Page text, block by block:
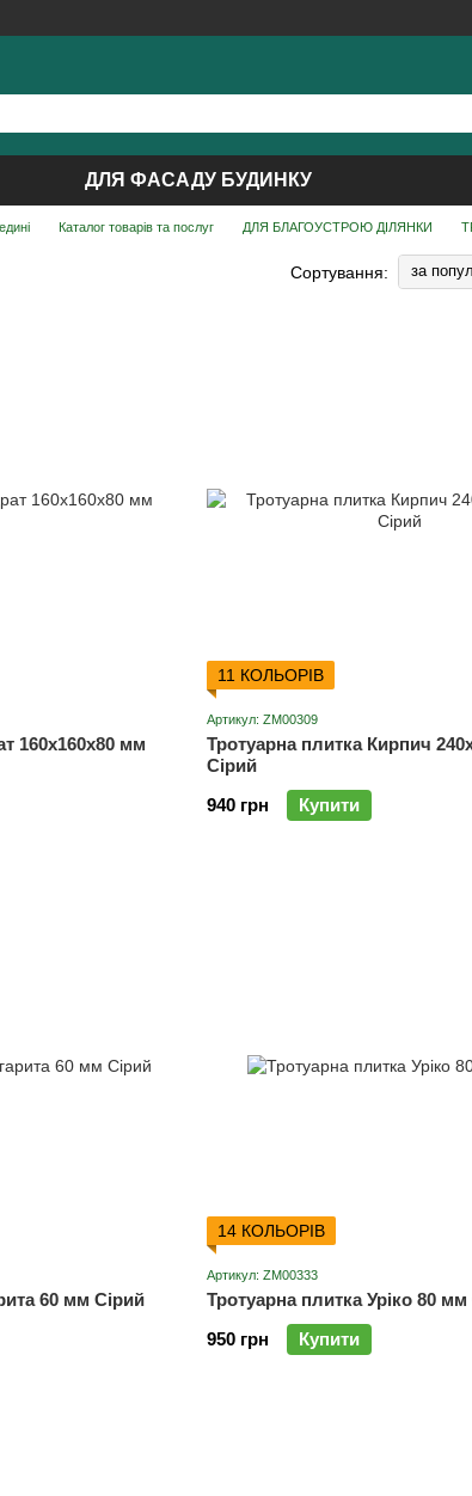
ДЛЯ ФАСАДУ БУДИНКУ
Каталог товарів та послуг ДЛЯ БЛАГОУСТРОЮ ДІЛЯНКИ
Сортування: за
160х160х80 мм
11 КОЛЬОРІВ
Артикул: ZM00309
Тротуарна плитка Кирпич
Сірий
940 грн
Купити
60 мм Сірий
14 КОЛЬОРІВ
Артикул: ZM00333
Тротуарна плитка Уріко 80 мм
950 грн
Купити